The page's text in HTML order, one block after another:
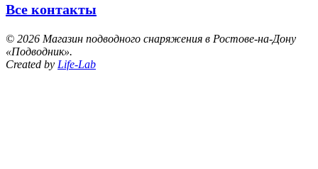
Все контакты
© 2026 Магазин подводного снаряжения в Ростове-на-Дону
«Подводник».
Created by Life-Lab